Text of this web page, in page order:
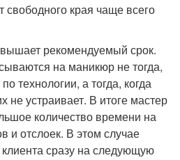
края чаще всего
рекомендуемый срок.
на маникюр не тогда,
технологии, а тогда, когда
не устраивает. В итоге мастер
количество времени на
и отслоек. В этом случае
сразу на следующую